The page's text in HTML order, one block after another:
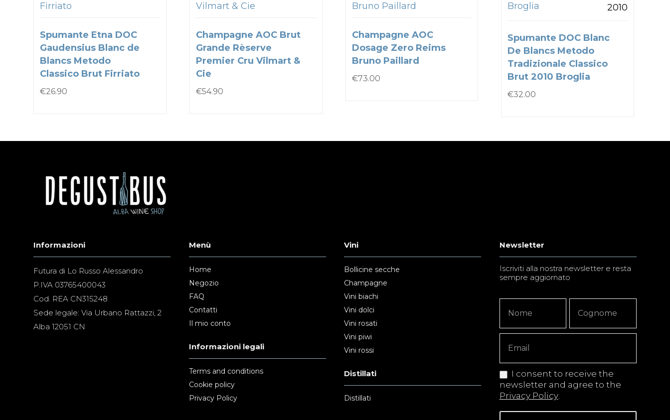
Firriato
Spumante Etna DOC
Gaudensius Blanc de
Blancs Metodo
Classico Brut Firriato
€26.90
Vilmart & Cie
Champagne AOC Brut
Grande Rèserve
Premier Cru Vilmart &
Cie
€54.90
Bruno Paillard
Champagne AOC
Dosage Zero Reims
Bruno Paillard
€73.00
Broglia 2010
Spumante DOC Blanc
De Blancs Metodo
Tradizionale Classico
Brut 2010 Broglia
€32.00
Informazioni
Futura di Lo Russo Alessandro
P.IVA 03765400043
Cod. REA CN315248
Sede legale: Via Urbano Rattazzi, 2
Alba 12051 CN
Menù
Home
Negozio
FAQ
Contatti
Il mio conto
Informazioni legali
Terms and conditions
Cookie policy
Privacy Policy
Vini
Bollicine secche
Champagne
Vini biachi
Vini dolci
Vini rosati
Vini piwi
Vini rossi
Distillati
Distillati
Newsletter
Iscriviti alla nostra newsletter e resta
sempre aggiornato
Signup
Copy
I consent to receive the
newsletter and agree to the
Privacy Policy.